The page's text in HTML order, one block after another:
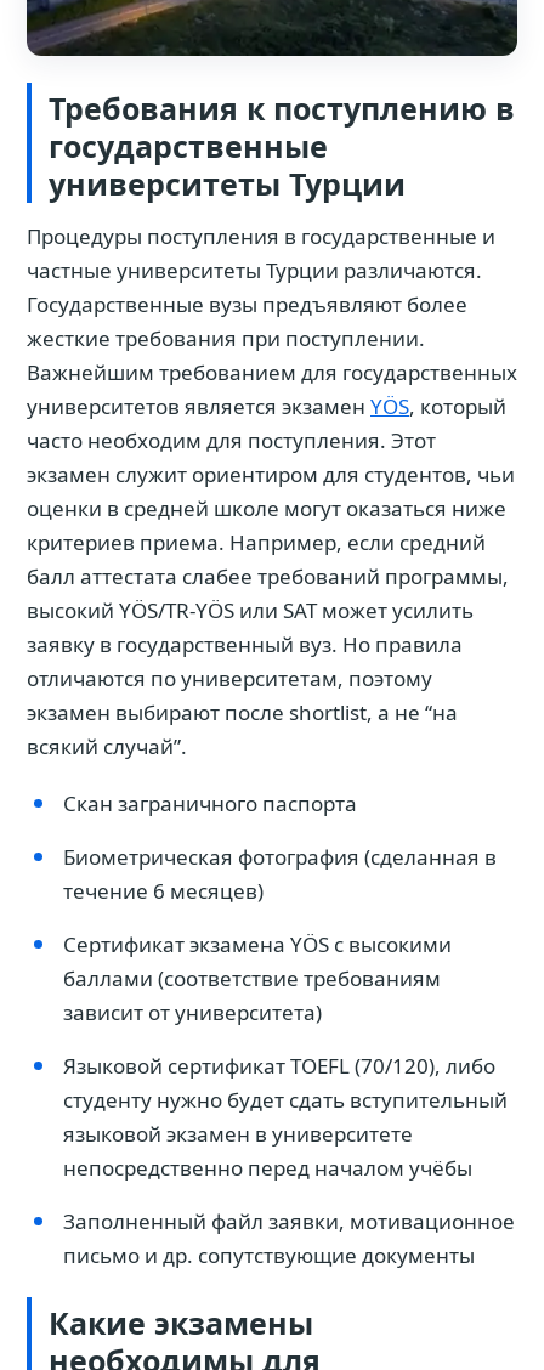
Требования к поступлению в
государственные
университеты Турции
Процедуры поступления в государственные и
частные университеты Турции различаются.
Государственные вузы предъявляют более
жесткие требования при поступлении.
Важнейшим требованием для государственных
университетов является экзамен YÖS, который
часто необходим для поступления. Этот
экзамен служит ориентиром для студентов, чьи
оценки в средней школе могут оказаться ниже
критериев приема. Например, если средний
балл аттестата слабее требований программы,
высокий YÖS/TR-YÖS или SAT может усилить
заявку в государственный вуз. Но правила
отличаются по университетам, поэтому
экзамен выбирают после shortlist, а не “на
всякий случай”.
Скан заграничного паспорта
Биометрическая фотография (сделанная в
течение 6 месяцев)
Сертификат экзамена YÖS с высокими
баллами (соответствие требованиям
зависит от университета)
Языковой сертификат TOEFL (70/120), либо
студенту нужно будет сдать вступительный
языковой экзамен в университете
непосредственно перед началом учёбы
Заполненный файл заявки, мотивационное
письмо и др. сопутствующие документы
Какие экзамены
необходимы для